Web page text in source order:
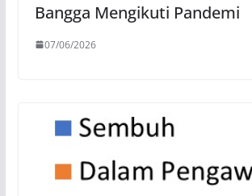
Bangga Mengikuti Pandemi
07/06/2026